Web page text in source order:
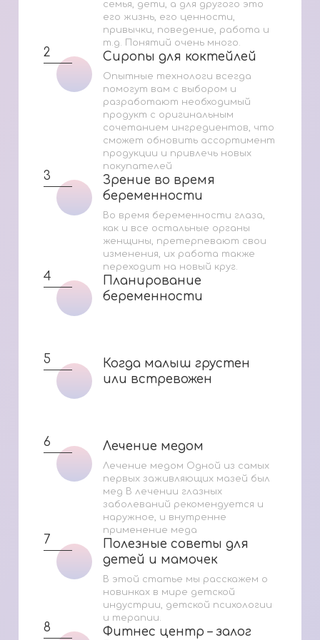
семья, дети, а для другого это
его жизнь, его ценности,
привычки, поведение, работа и
т.д. Понятий очень много.
2 Сиропы для коктейлей
Сиропы для коктейлей
Опытные технологи всегда
помогут вам с выбором и
разработают необходимый
продукт с оригинальным
сочетанием ингредиентов, что
сможет обновить ассортимент
продукции и привлечь новых
покупателей
3
Зрение во время
беременности
Зрение во время
беременности
Во время беременности глаза,
как и все остальные органы
женщины, претерпевают свои
изменения, их работа также
переходит на новый круг.
4
Планирование
беременности
Планирование
беременности
5
Когда малыш грустен
или встревожен
Когда малыш грустен
или встревожен
6 Лечение медом
Лечение медом
Лечение медом Одной из самых
первых заживляющих мазей был
мед В лечении глазных
заболеваний рекомендуется и
наружное, и внутренне
применение меда
7
Полезные советы для
детей и мамочек
Полезные советы для
детей и мамочек
В этой статье мы расскажем о
новинках в мире детской
индустрии, детской психологии
и терапии.
8
Фитнес центр – залог
Фитнес центр – залог